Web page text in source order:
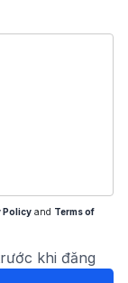
Policy and Terms of
khi đăng